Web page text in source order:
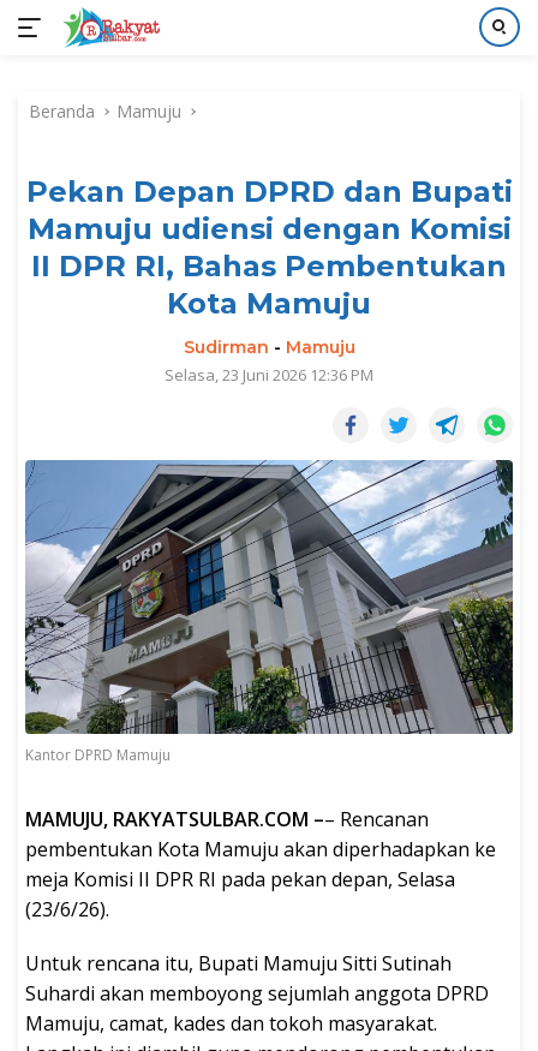
kontenBeranda Mamuju
Pekan Depan DPRD dan Bupati
Mamuju udiensi dengan Komisi
II DPR RI, Bahas Pembentukan
Kota Mamuju
Sudirman - Mamuju
Selasa, 23 Juni 2026 12:36 PM
Kantor DPRD Mamuju
MAMUJU, RAKYATSULBAR.COM –– Rencanan
pembentukan Kota Mamuju akan diperhadapkan ke
meja Komisi II DPR RI pada pekan depan, Selasa
(23/6/26).
Untuk rencana itu, Bupati Mamuju Sitti Sutinah
Suhardi akan memboyong sejumlah anggota DPRD
Mamuju, camat, kades dan tokoh masyarakat.